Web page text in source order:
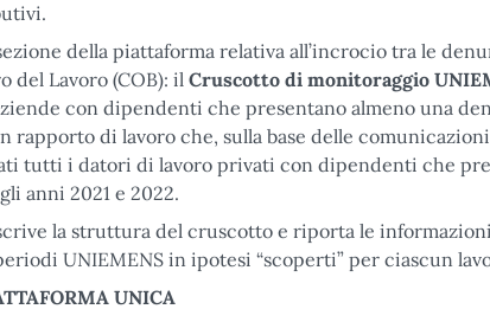
della piattaforma relativa all’incrocio tra le
del Lavoro (COB): il Cruscotto di monitoraggio
con dipendenti che presentano almeno una
rapporto di lavoro che, sulla base delle
tutti i datori di lavoro privati con dipendenti che
anni 2021 e 2022.
la struttura del cruscotto e riporta le
UNIEMENS in ipotesi “scoperti” per ciascun
UNICA